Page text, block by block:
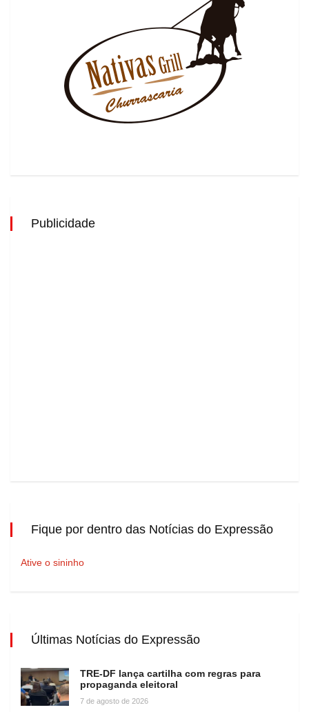
Publicidade
Fique por dentro das Notícias do Expressão
Ative o sininho
Últimas Notícias do Expressão
TRE-DF lança cartilha com regras para
propaganda eleitoral
7 de agosto de 2026